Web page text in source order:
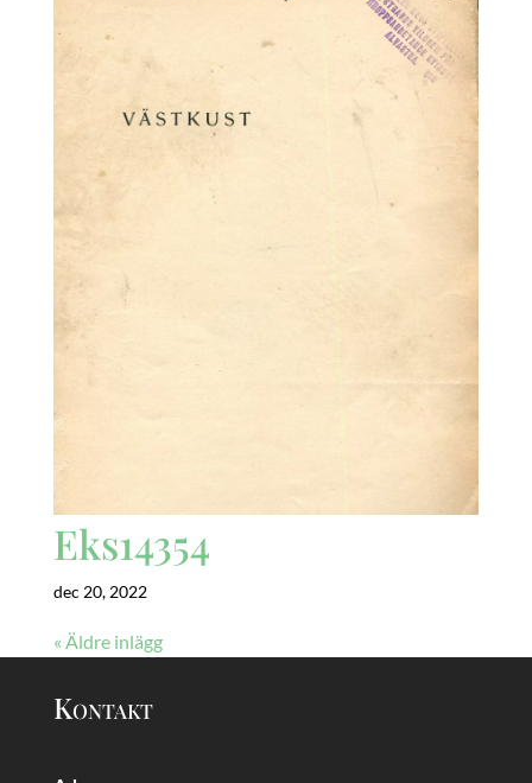
Eks14354
dec 20, 2022
« Äldre inlägg
Kontakt